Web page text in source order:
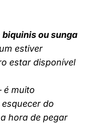
biquinis ou sunga
estiver
estar disponível
é muito
do
hora de pegar